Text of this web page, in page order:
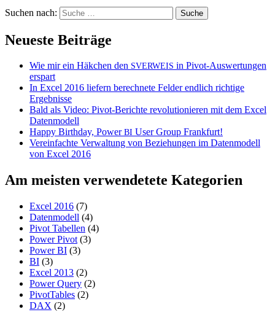
Suchen nach:
Neueste Beiträge
Wie mir ein Häkchen den SVERWEIS in Pivot-Auswertungen
erspart
In Excel 2016 liefern berechnete Felder endlich richtige
Ergebnisse
Bald als Video: Pivot-Berichte revolutionieren mit dem Excel
Datenmodell
Happy Birthday, PowerBI User Group Frankfurt!
Vereinfachte Verwaltung von Beziehungen im Datenmodell
von Excel 2016
Am meisten verwendetete Kategorien
Excel 2016 (7)
Datenmodell (4)
Pivot Tabellen (4)
Power Pivot (3)
Power BI (3)
BI (3)
Excel 2013 (2)
Power Query (2)
PivotTables (2)
DAX (2)